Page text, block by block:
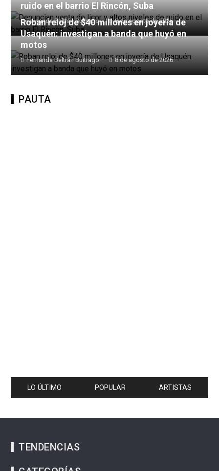
ruido en el barrio El Rincón, Suba
Fernanda Beltrán Buitrago 8 de agosto de 2026
Roban reloj de $40 millones en joyería de
Usaquén: investigan a banda que huyó en
motos
Fernanda Beltrán Buitrago 8 de agosto de 2026
PAUTA
LO ÚLTIMO POPULAR ARTISTAS
TENDENCIAS